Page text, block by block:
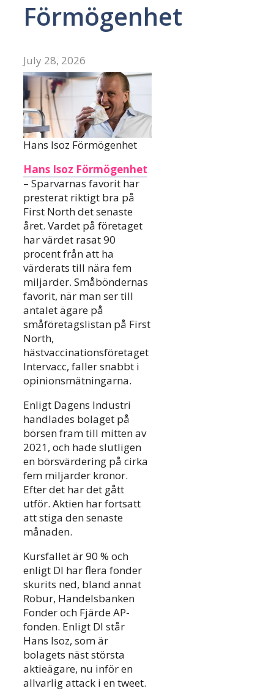
Förmögenhet
July 28, 2026
Hans Isoz Förmögenhet
Hans Isoz Förmögenhet
– Sparvarnas favorit har
presterat riktigt bra på
First North det senaste
året. Vardet på företaget
har värdet rasat 90
procent från att ha
värderats till nära fem
miljarder. Småböndernas
favorit, när man ser till
antalet ägare på
småföretagslistan på First
North,
hästvaccinationsföretaget
Intervacc, faller snabbt i
opinionsmätningarna.
Enligt Dagens Industri
handlades bolaget på
börsen fram till mitten av
2021, och hade slutligen
en börsvärdering på cirka
fem miljarder kronor.
Efter det har det gått
utför. Aktien har fortsatt
att stiga den senaste
månaden.
Kursfallet är 90 % och
enligt DI har flera fonder
skurits ned, bland annat
Robur, Handelsbanken
Fonder och Fjärde AP-
fonden. Enligt DI står
Hans Isoz, som är
bolagets näst största
aktieägare, nu inför en
allvarlig attack i en tweet.